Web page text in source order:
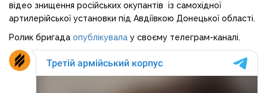
відео знищення російських окупантів із самохідної
артилерійської установки під Авдіївкою Донецької області.
Ролик бригада опублікувала у своєму телеграм-каналі.